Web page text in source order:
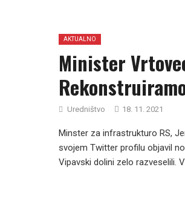
AKTUALNO
Minister
Uredništvo 18. 11. 2021
Minster za infrastrukturo RS,
svojem Twitter profilu objavil
Vipavski dolini zelo razveselili.